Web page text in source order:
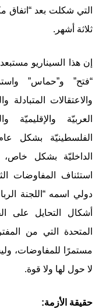
ثلاثة أشهر.
إن هذا السيناريو
“فتح” و”حماس”
والاعتقالات المتبادلة
العربيّة والإقليميّة
الفلسطينيّة بشكل
الداخليّة بشكل
استئناف المفاوضات
دولي اسمه “اللجنة
أشكال التحايل على
المتحدة التي من
مستمرًا للمفاوضات،
لا حول لها ولا قوة.
حقيقة الأزمة: